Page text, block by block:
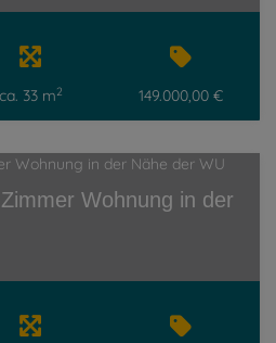
ca. 33 m2 149.000,00 €
Wohnung in der